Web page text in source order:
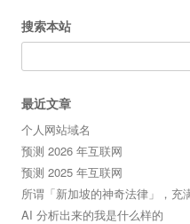
搜索本站
for:
最近文章
个人网站域名
预测 2026 年互联网
预测 2025 年互联网
所谓「新加坡的神奇法律」，充
AI 分析出来的我是什么样的